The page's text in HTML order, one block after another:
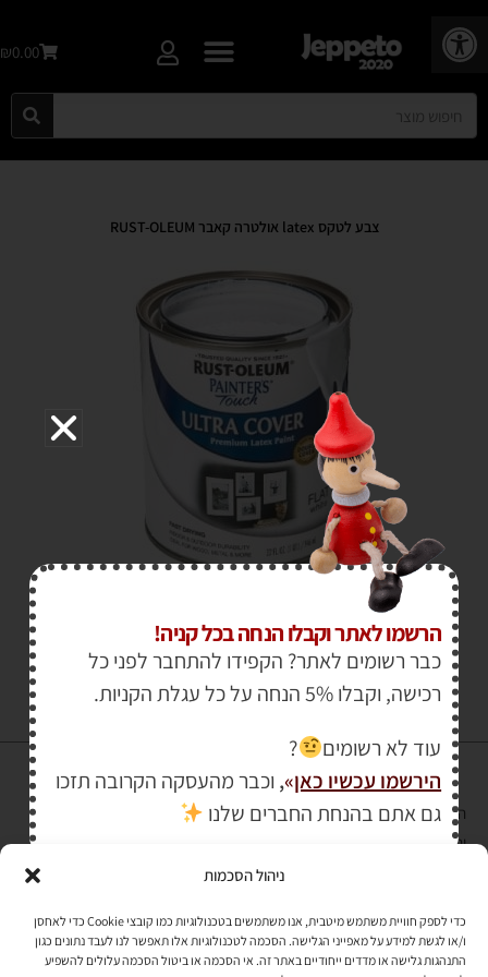
פתח סרגל נגישות
ניהול הסכמות
כדי לספק חוויית משתמש מיטבית, אנו משתמשים בטכנולוגיות כמו קובצי Cookie כדי לאחסן
ו/או לגשת למידע על מאפייני הגלישה. הסכמה לטכנולוגיות אלו תאפשר לנו לעבד נתונים כגון
התנהגות גלישה או מדדים ייחודיים באתר זה. אי הסכמה או ביטול הסכמה עלולים להשפיע
₪0.00
צבע לטקס latex אולטרה קאבר RUST-OLEUM
והעומד בתקן אבטחה PCI DSS Level-1
לתקנון האתר»
הרשמו לאתר וקבלו הנחה בכל קניה!
כבר רשומים לאתר? הקפידו להתחבר לפני כל
רכישה, וקבלו 5% הנחה על כל עגלת הקניות.
עוד לא רשומים
?
הירשמו עכשיו כאן»
, וכבר מהעסקה הקרובה תזכו
גם אתם בהנחת החברים שלנו